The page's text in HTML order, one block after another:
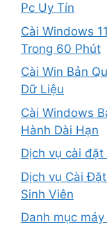
Pc Uy Tín
Cài Windows
Trong 60 Phút
Cài Win Bản
Dữ Liệu
Cài Windows
Hành Dài Hạn
Dịch vụ cài
Dịch vụ Cài
Sinh Viên
Danh mục